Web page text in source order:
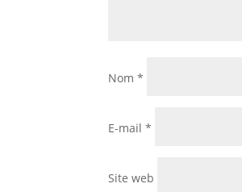
Nom*
E-mail*
Site web